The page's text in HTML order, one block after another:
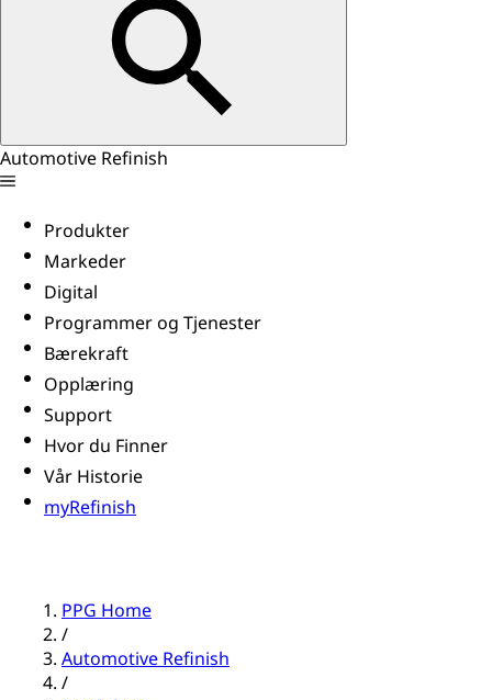
Automotive Refinish
Produkter
Markeder
Digital
Programmer og Tjenester
Bærekraft
Opplæring
Support
Hvor du Finner
Vår Historie
myRefinish
PPG Home
/
Automotive Refinish
/